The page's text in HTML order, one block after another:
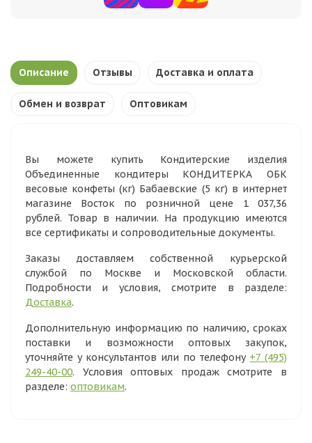
Описание Отзывы Доставка и оплата
Обмен и возврат Оптовикам
Вы можете купить Кондитерские изделия
Объединенные кондитеры КОНДИТЕРКА ОБК
весовые конфеты (кг) Бабаевские (5 кг) в интернет
магазине Восток по розничной цене 1 037,36
рублей. Товар в наличии. На продукцию имеются
все сертификаты и сопроводительные документы.
Заказы доставляем собственной курьерской
службой по Москве и Московской области.
Подробности и условия, смотрите в разделе:
Доставка.
Дополнительную информацию по наличию, сроках
поставки и возможности оптовых закупок,
уточняйте у консультантов или по телефону +7 (495)
249-40-00. Условия оптовых продаж смотрите в
разделе: оптовикам.